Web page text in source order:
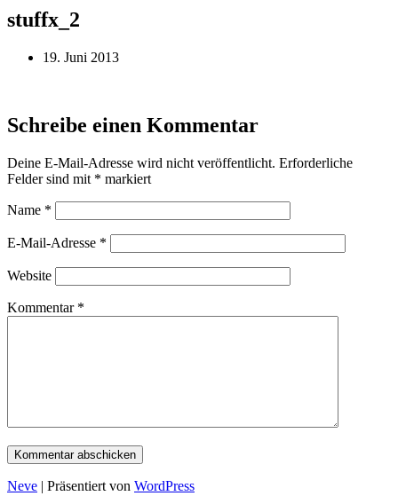
stuffx_2
19. Juni 2013
Schreibe einen Kommentar
Deine E-Mail-Adresse wird nicht veröffentlicht. Erforderliche
Felder sind mit * markiert
Name *
E-Mail-Adresse *
Website
Kommentar *
Neve | Präsentiert von WordPress